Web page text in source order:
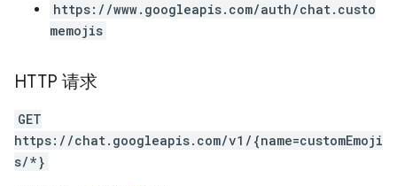
https://www.googleapis.com/auth/chat.custo
memojis
HTTP 请求
GET
https://chat.googleapis.com/v1/{name=customEmoji
s/*}